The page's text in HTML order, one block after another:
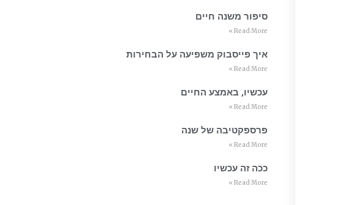
סיפור משנה חיים
Read More »
איך פייסבוק משפיעה על הבחירות
Read More »
עכשיו, באמצע החיים
Read More »
פרספקטיבה של שנה
Read More »
ככה זה עכשיו
Read More »